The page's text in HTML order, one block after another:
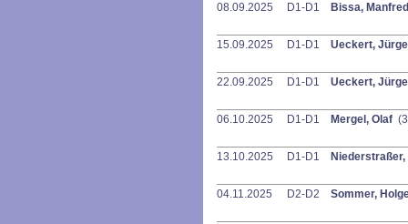
08.09.2025 D1-D1 Bissa,
15.09.2025 D1-D1 Ueckert,
22.09.2025 D1-D1 Ueckert,
06.10.2025 D1-D1 Mergel, Olaf
13.10.2025 D1-D1
04.11.2025 D2-D2 Sommer,